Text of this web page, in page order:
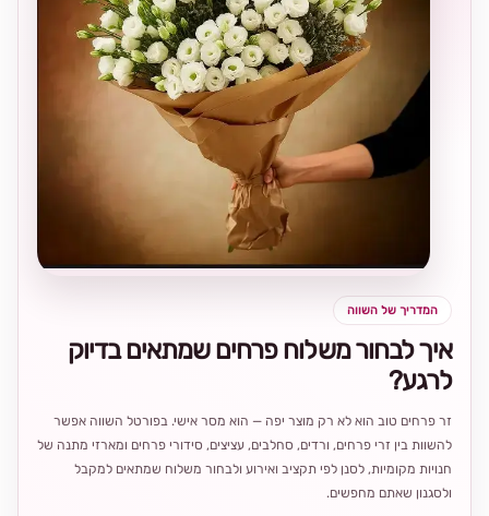
המדריך של השווה
איך לבחור משלוח פרחים שמתאים בדיוק
לרגע?
זר פרחים טוב הוא לא רק מוצר יפה — הוא מסר אישי. בפורטל השווה אפשר
להשוות בין זרי פרחים, ורדים, סחלבים, עציצים, סידורי פרחים ומארזי מתנה של
חנויות מקומיות, לסנן לפי תקציב ואירוע ולבחור משלוח שמתאים למקבל
ולסגנון שאתם מחפשים.